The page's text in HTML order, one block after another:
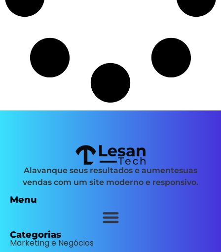
Alavanque seus resultados e aumentesuas
vendas com um site moderno e responsivo.
Menu
Categorias
Marketing e Negócios